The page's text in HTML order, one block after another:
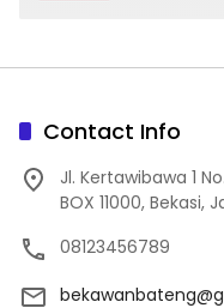
Contact Info
Jl. Kertawibawa 1
BOX 11000, Bekasi,
08123456789